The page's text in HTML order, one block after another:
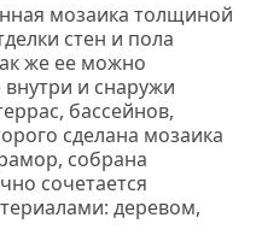
мозаика толщиной
стен и пола
же ее можно
и снаружи
бассейнов,
сделана мозаика
собрана
сочетается
деревом,